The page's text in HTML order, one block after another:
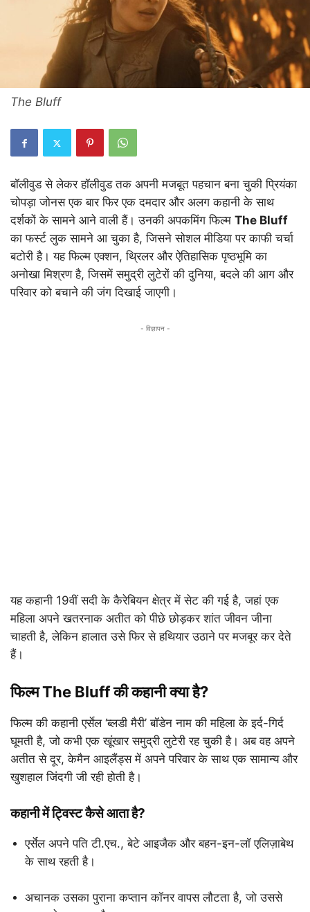
The Bluff
बॉलीवुड से लेकर हॉलीवुड तक अपनी मजबूत पहचान बना चुकी प्रियंका
चोपड़ा जोनस एक बार फिर एक दमदार और अलग कहानी के साथ
दर्शकों के सामने आने वाली हैं। उनकी अपकमिंग फिल्म The Bluff
का फर्स्ट लुक सामने आ चुका है, जिसने सोशल मीडिया पर काफी चर्चा
बटोरी है। यह फिल्म एक्शन, थ्रिलर और ऐतिहासिक पृष्ठभूमि का
अनोखा मिश्रण है, जिसमें समुद्री लुटेरों की दुनिया, बदले की आग और
परिवार को बचाने की जंग दिखाई जाएगी।
- विज्ञापन -
यह कहानी 19वीं सदी के कैरेबियन क्षेत्र में सेट की गई है, जहां एक
महिला अपने खतरनाक अतीत को पीछे छोड़कर शांत जीवन जीना
चाहती है, लेकिन हालात उसे फिर से हथियार उठाने पर मजबूर कर देते
हैं।
फिल्म The Bluff की कहानी क्या है?
फिल्म की कहानी एर्सेल ‘ब्लडी मैरी’ बॉडेन नाम की महिला के इर्द-गिर्द
घूमती है, जो कभी एक खूंखार समुद्री लुटेरी रह चुकी है। अब वह अपने
अतीत से दूर, केमैन आइलैंड्स में अपने परिवार के साथ एक सामान्य और
खुशहाल जिंदगी जी रही होती है।
कहानी में ट्विस्ट कैसे आता है?
एर्सेल अपने पति टी.एच., बेटे आइजैक और बहन-इन-लॉ एलिज़ाबेथ
के साथ रहती है।
अचानक उसका पुराना कप्तान कॉनर वापस लौटता है, जो उससे